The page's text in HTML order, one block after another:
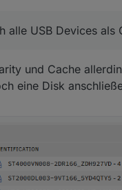
alle USB Devices als
und Cache
eine Disk